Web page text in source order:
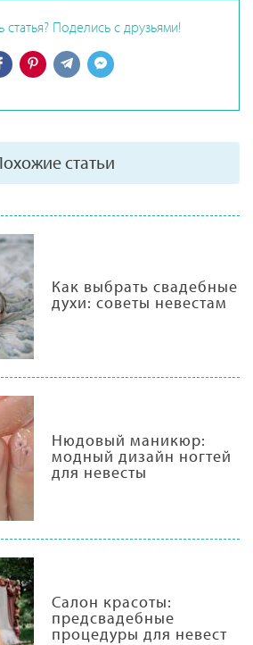
Поделись с друзьями!
статьи
Как выбрать свадебные
духи: советы невестам
Нюдовый маникюр:
модный дизайн ногтей
для невесты
Салон красоты:
предсвадебные
процедуры для невест